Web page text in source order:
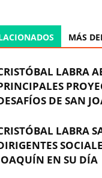
MÁS
LABRA
DE SAN
LABRA
EN SU DÍA